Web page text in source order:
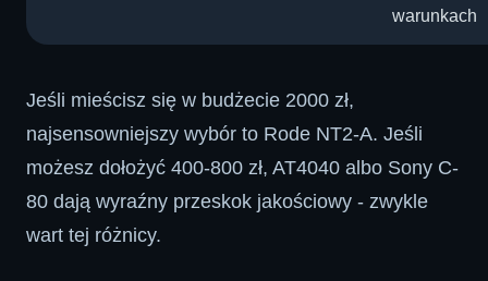
warunkach
Jeśli mieścisz się w budżecie 2000 zł,
najsensowniejszy wybór to Rode NT2-A. Jeśli
możesz dołożyć 400-800 zł, AT4040 albo Sony C-
80 dają wyraźny przeskok jakościowy - zwykle
wart tej różnicy.